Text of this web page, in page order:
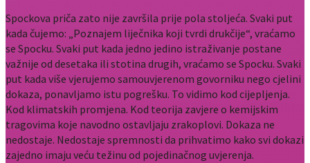
Spockova priča zato nije završila prije pola stoljeća. Svaki put
kada čujemo: „Poznajem liječnika koji tvrdi drukčije“, vraćamo
se Spocku. Svaki put kada jedno jedino istraživanje postane
važnije od desetaka ili stotina drugih, vraćamo se Spocku. Svaki
put kada više vjerujemo samouvjerenom govorniku nego cjelini
dokaza, ponavljamo istu pogrešku. To vidimo kod cijepljenja.
Kod klimatskih promjena. Kod teorija zavjere o kemijskim
tragovima koje navodno ostavljaju zrakoplovi. Dokaza ne
nedostaje. Nedostaje spremnosti da prihvatimo kako svi dokazi
zajedno imaju veću težinu od pojedinačnog uvjerenja.